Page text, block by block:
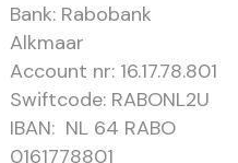
Bank: Rabobank
Alkmaar
Account nr: 16.17.78.801
Swiftcode: RABONL2U
IBAN: NL 64 RABO
0161778801